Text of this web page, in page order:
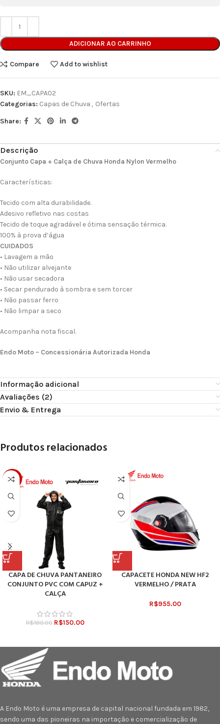
ADICIONAR AO CARRINHO
Compare Add to wishlist
SKU: EM_CAPA02
Categorias: Capas de Chuva , Ofertas
Share:
Descrição
Conjunto Capa + Calça de Chuva Honda Nylon Vermelho
Características:
Tecido com alta durabilidade.
Adesivo refletivo nas costas
Tecido de toque agradável e ótima sensação térmica.
100% à prova d’água
CUIDADOS
• Lavagem a mão
• Não utilizar alvejante
• Não usar secadora
• Secar pendurado à sombra e sem torcer
• Não passar ferro
• Não limpar a seco
Acompanha nota fiscal.
Endo Moto – Concessionária Autorizada Honda
Informação adicional
Avaliações (2)
Envio & Entrega
Produtos relacionados
-17%
CAPA DE CHUVA PANTANEIRO
CONJUNTO PVC COM CAPUZ +
CALÇA
R$180.00 R$150.00
CAPACETE HONDA NEW HF2
VERMELHO / PRATA
R$955.00
A Endo Moto é uma empresa de capital nacional fundada em 1982,
sendo uma das pioneiras na importação e comercialização de